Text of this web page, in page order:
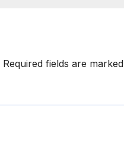
Required fields are marked